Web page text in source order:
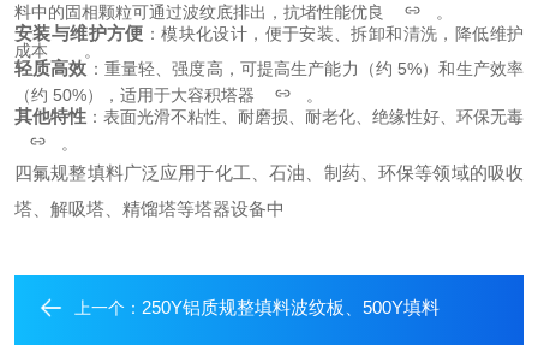
料中的固相颗粒可通过波纹底排出，抗堵性能优良
。
安装与维护方便 ：模块化设计，便于安装、拆卸和清洗，降低维护
成本
。
轻质高效 ：重量轻、强度高，可提高生产能力（约 5%）和生产效率
（约 50%），适用于大容积塔器
。
其他特性
。
四氟规整填料广泛应用于化工、石油、制药、环保等领域的吸收
塔、解吸塔、精馏塔等塔器设备中
上一个： 250Y铝质规整填料波纹板、500Y填料